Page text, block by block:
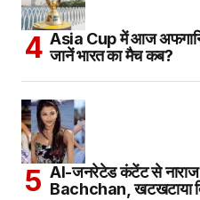
Asia Cup में आज
जानें भारत का मैच कब?
AI-जनरेटेड कंटेंट से
Bachchan, खटखटाया